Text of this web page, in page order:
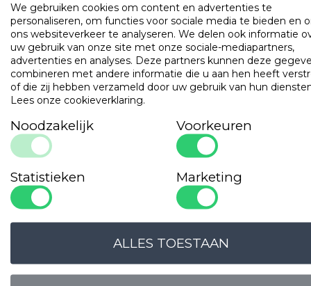
Populaireproducten
Cley Hotel Professional
Art. VADB15TH
We gebruiken cookies om content en advertenties te
personaliseren, om functies voor sociale media te bieden en
ons websiteverkeer te analyseren. We delen ook informatie
uw gebruik van onze site met onze sociale-mediapartners,
advertenties en analyses. Deze partners kunnen deze
combineren met andere informatie die u aan hen heeft
of die zij hebben verzameld door uw gebruik van hun
Lees onze cookieverklaring.
Noodzakelijk Voorkeuren
Statistieken Marketing
ALLES TOESTAAN